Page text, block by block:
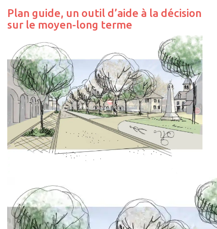
Plan guide, un outil d’aide à la décision
sur le moyen-long terme